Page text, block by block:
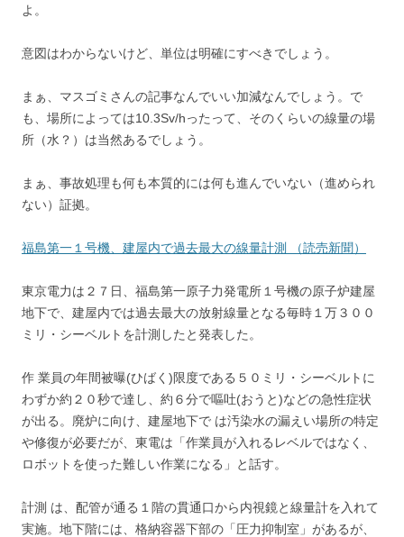
よ。
意図はわからないけど、単位は明確にすべきでしょう。
まぁ、マスゴミさんの記事なんでいい加減なんでしょう。で
も、場所によっては10.3Sv/hったって、そのくらいの線量の場
所（水？）は当然あるでしょう。
まぁ、事故処理も何も本質的には何も進んでいない（進められ
ない）証拠。
福島第一１号機、建屋内で過去最大の線量計測 （読売新聞）
東京電力は２７日、福島第一原子力発電所１号機の原子炉建屋
地下で、建屋内では過去最大の放射線量となる毎時１万３００
ミリ・シーベルトを計測したと発表した。
作 業員の年間被曝(ひばく)限度である５０ミリ・シーベルトに
わずか約２０秒で達し、約６分で嘔吐(おうと)などの急性症状
が出る。廃炉に向け、建屋地下で は汚染水の漏えい場所の特定
や修復が必要だが、東電は「作業員が入れるレベルではなく、
ロボットを使った難しい作業になる」と話す。
計測 は、配管が通る１階の貫通口から内視鏡と線量計を入れて
実施。地下階には、格納容器下部の「圧力抑制室」があるが、